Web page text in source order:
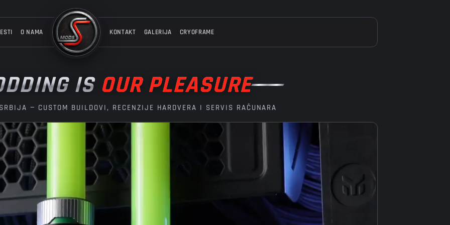
O NAMA KONTAKT GALERIJA CRYOFRAME
IS OUR PLEASURE
— CUSTOM BUILDOVI, RECENZIJE HARDVERA I SERVIS RAČUNARA